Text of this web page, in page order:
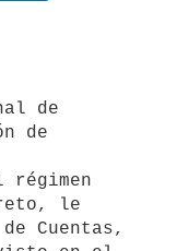
de
régimen
le
Cuentas,